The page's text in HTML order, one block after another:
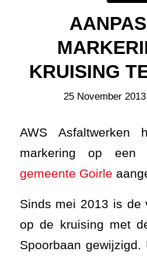
KRUISING
25 November 2013
AWS Asfaltwerken
markering op
gemeente Goirle
Sinds mei 2013 is de
op de kruising met
Spoorbaan